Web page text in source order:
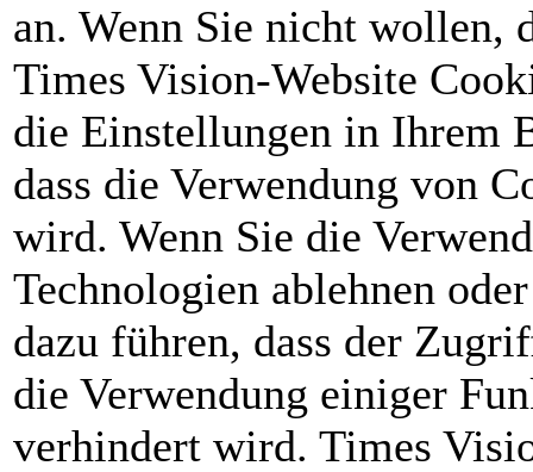
an. Wenn Sie nicht wollen,
Times Vision-Website
die Einstellungen in Ihrem
dass die Verwendung von
wird. Wenn Sie die
Technologien ablehnen
dazu führen, dass der
die Verwendung einiger
verhindert wird. Times